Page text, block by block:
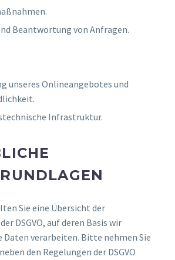
Beantwortung von Anfragen.
unseres Onlineangebotes und
Infrastruktur.
R
Sie eine Übersicht der
DSGVO, auf deren Basis wir
Daten verarbeiten. Bitte nehmen Sie
den Regelungen der DSGVO